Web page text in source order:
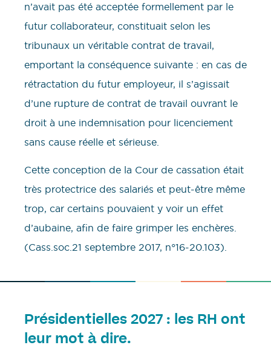
n’avait pas été acceptée formellement par le
futur collaborateur, constituait selon les
tribunaux un véritable contrat de travail,
emportant la conséquence suivante : en cas de
rétractation du futur employeur, il s’agissait
d’une rupture de contrat de travail ouvrant le
droit à une indemnisation pour licenciement
sans cause réelle et sérieuse.
Cette conception de la Cour de cassation était
très protectrice des salariés et peut-être même
trop, car certains pouvaient y voir un effet
d’aubaine, afin de faire grimper les enchères.
(Cass.soc.21 septembre 2017, n°16-20.103).
Présidentielles 2027 : les RH ont
leur mot à dire.